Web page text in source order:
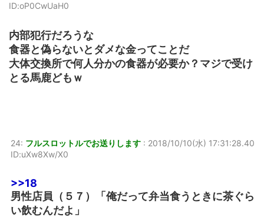
ID:oP0CwUaH0
内部犯行だろうな
食器と偽らないとダメな金ってことだ
大体交換所で何人分かの食器が必要か？マジで受け
とる馬鹿どもｗ
24: フルスロットルでお送りします : 2018/10/10(水) 17:31:28.40
ID:uXw8Xw/X0
>>18
男性店員（５７）「俺だって弁当食うときに茶ぐら
い飲むんだよ」